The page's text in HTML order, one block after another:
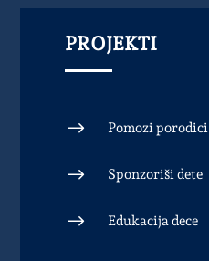
PROJEKTI
$ Pomozi porodici
$ Sponzoriši dete
$ Edukacija dece